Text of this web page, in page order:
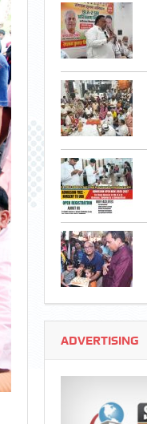
ADVERTISING